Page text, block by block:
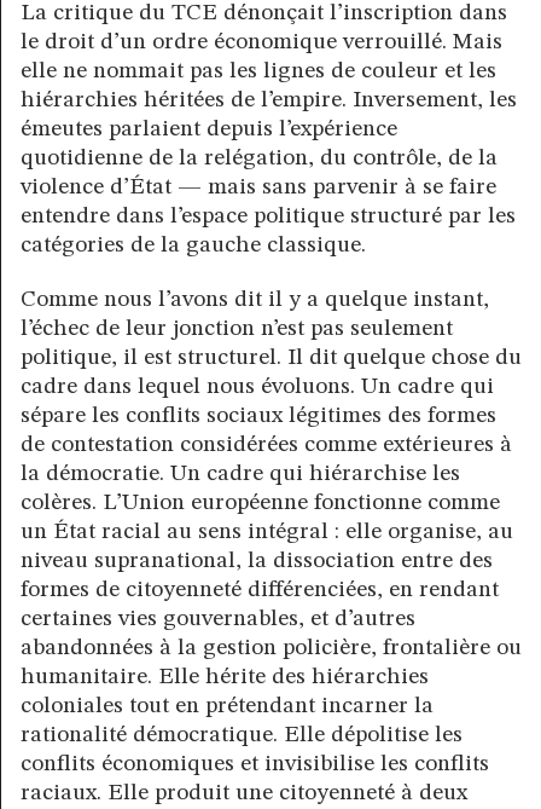
La critique du TCE dénonçait l’inscription dans
le droit d’un ordre économique verrouillé. Mais
elle ne nommait pas les lignes de couleur et les
hiérarchies héritées de l’empire. Inversement, les
émeutes parlaient depuis l’expérience
quotidienne de la relégation, du contrôle, de la
violence d’État — mais sans parvenir à se faire
entendre dans l’espace politique structuré par les
catégories de la gauche classique.
Comme nous l’avons dit il y a quelque instant,
l’échec de leur jonction n’est pas seulement
politique, il est structurel. Il dit quelque chose du
cadre dans lequel nous évoluons. Un cadre qui
sépare les conflits sociaux légitimes des formes
de contestation considérées comme extérieures à
la démocratie. Un cadre qui hiérarchise les
colères. L’Union européenne fonctionne comme
un État racial au sens intégral : elle organise, au
niveau supranational, la dissociation entre des
formes de citoyenneté différenciées, en rendant
certaines vies gouvernables, et d’autres
abandonnées à la gestion policière, frontalière ou
humanitaire. Elle hérite des hiérarchies
coloniales tout en prétendant incarner la
rationalité démocratique. Elle dépolitise les
conflits économiques et invisibilise les conflits
raciaux. Elle produit une citoyenneté à deux